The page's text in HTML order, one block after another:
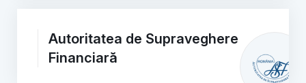
Autoritatea de Supraveghere
Financiară